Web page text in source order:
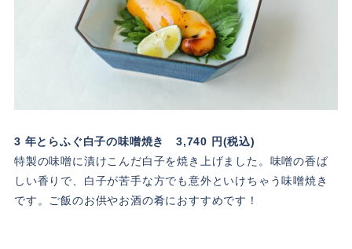
3 年とらふぐ白子の味噌焼き 3,740 円(税込)
特製の味噌に漬けこんだ白子を焼き上げました。味噌の香ば
しい香りで、白子が苦手な方でも意外といけちゃう味噌焼き
です。ご飯のお供やお酒の肴におすすめです！